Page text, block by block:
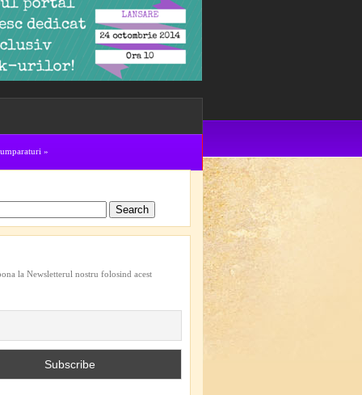
»
la Newsletterul nostru folosind acest